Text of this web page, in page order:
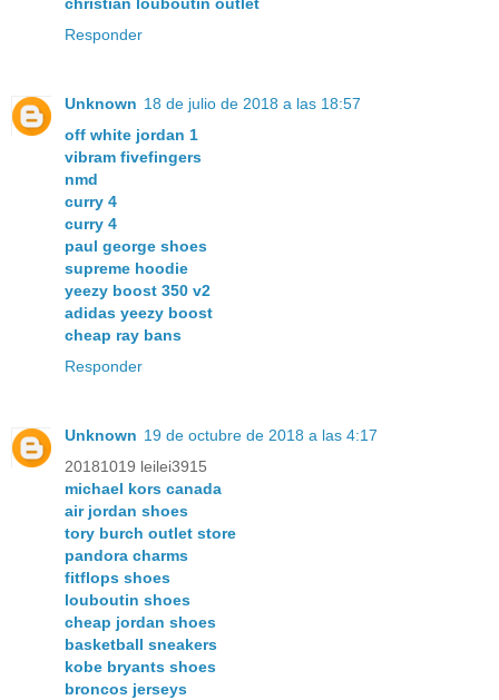
Responder
Unknown 18 de julio de 2018 a las 18:57
off white jordan 1
vibram fivefingers
nmd
curry 4
curry 4
paul george shoes
supreme hoodie
yeezy boost 350 v2
adidas yeezy boost
cheap ray bans
Responder
Unknown 19 de octubre de 2018 a las 4:17
20181019 leilei3915
michael kors canada
air jordan shoes
tory burch outlet store
pandora charms
fitflops shoes
louboutin shoes
cheap jordan shoes
basketball sneakers
kobe bryants shoes
broncos jerseys